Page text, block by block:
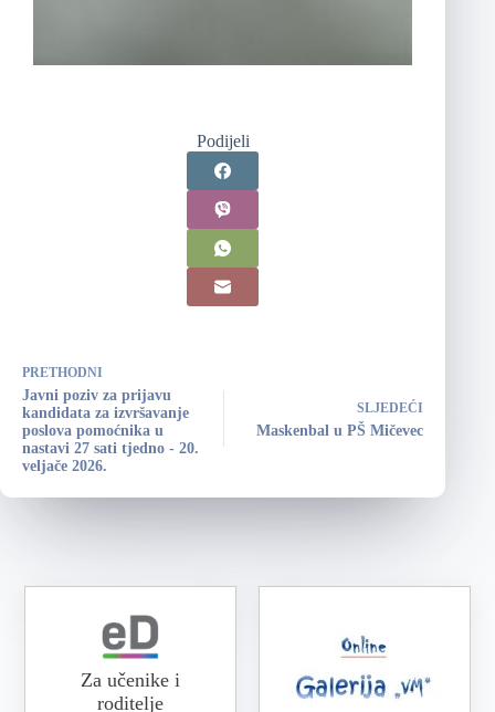
Podijeli
PRETHODNI
Javni poziv za prijavu
kandidata za izvršavanje
poslova pomoćnika u
nastavi 27 sati tjedno - 20.
veljače 2026.
SLJEDEĆI
Maskenbal u PŠ Mičevec
Za učenike i
roditelje